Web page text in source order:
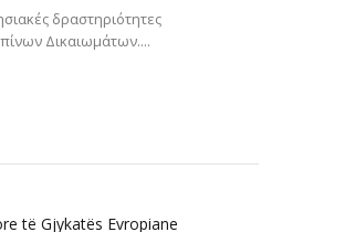
δραστηριότητες
Δικαιωμάτων....
të Gjykatës Evropiane